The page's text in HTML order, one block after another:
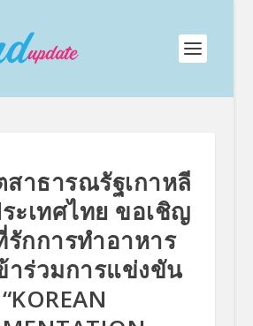
าธารณรัฐเกาหลี
ะเทศไทย ขอเชิญ
กการทำอาหาร
าร่วมการแข่งขัน
“KOREAN